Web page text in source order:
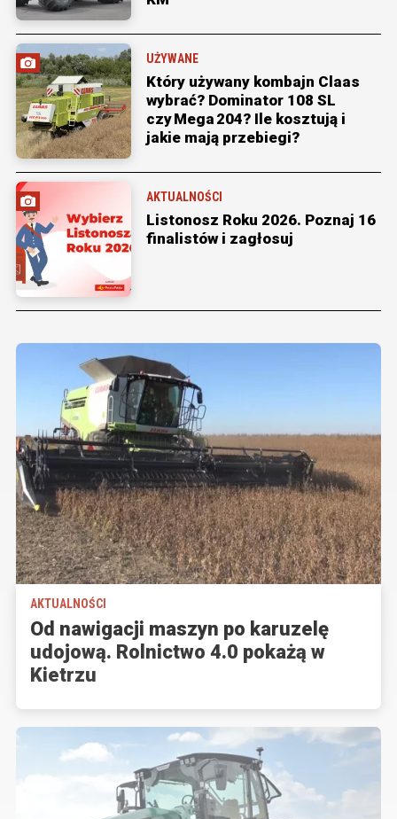
UŻYWANE
Który używany kombajn Claas
wybrać? Dominator 108 SL
czy Mega 204? Ile kosztują i
jakie mają przebiegi?
AKTUALNOŚCI
Listonosz Roku 2026. Poznaj 16
finalistów i zagłosuj
AKTUALNOŚCI
Od nawigacji maszyn po karuzelę
udojową. Rolnictwo 4.0 pokażą w
Kietrzu